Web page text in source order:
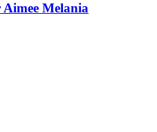
Aimee Melania